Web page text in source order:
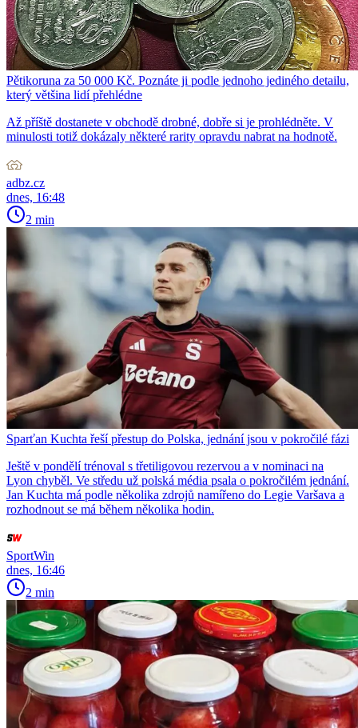
Pětikoruna za 50 000 Kč. Poznáte ji podle jednoho jediného detailu,
který většina lidí přehlédne
Až příště dostanete v obchodě drobné, dobře si je prohlédněte. V
minulosti totiž dokázaly některé rarity opravdu nabrat na hodnotě.
adbz.cz
dnes, 16:48
2 min
Sparťan Kuchta řeší přestup do Polska, jednání jsou v pokročilé fázi
Ještě v pondělí trénoval s třetiligovou rezervou a v nominaci na
Lyon chyběl. Ve středu už polská média psala o pokročilém jednání.
Jan Kuchta má podle několika zdrojů namířeno do Legie Varšava a
rozhodnout se má během několika hodin.
SportWin
dnes, 16:46
2 min